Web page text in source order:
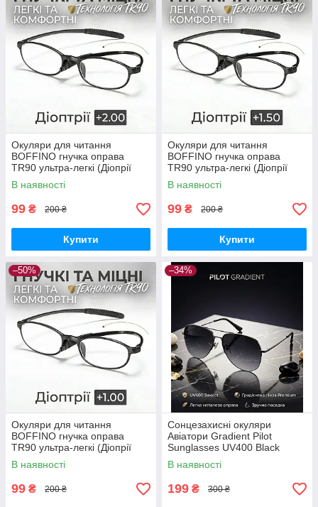
Окуляри для читання
BOFFINO гнучка оправа
TR90 ультра-легкі (Діопрії
+2.00)
В наявності
99 ₴ 200 ₴
Купити
Окуляри для читання
BOFFINO гнучка оправа
TR90 ультра-легкі (Діопрії
+1.50)
В наявності
99 ₴ 200 ₴
Купити
–50%
Окуляри для читання
BOFFINO гнучка оправа
TR90 ультра-легкі (Діопрії
+1.00)
В наявності
99 ₴ 200 ₴
–34%
Сонцезахисні окуляри
Авіатори Gradient Pilot
Sunglasses UV400 Black
В наявності
199 ₴ 300 ₴